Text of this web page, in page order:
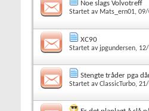
Noe slags Volvotreff
Startet av Mats_ern01,
XC90
Startet av jpgundersen,
Stengte tråder pga
Startet avClassicTurbo,